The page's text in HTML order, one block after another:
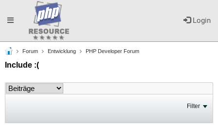
Login
Toggle
navigation
Forum Entwicklung PHP Developer Forum
Include :(
Filter